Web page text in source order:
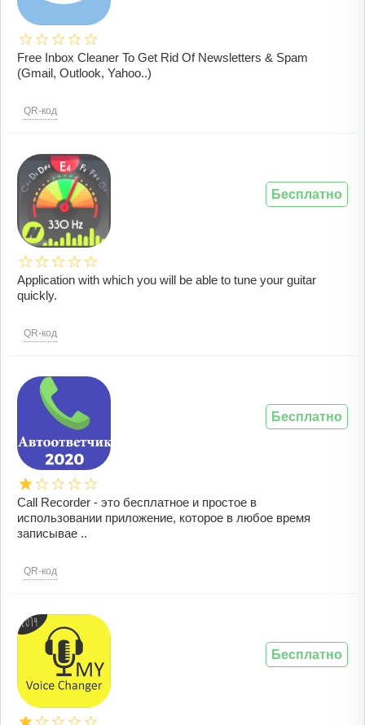
Free Inbox Cleaner To Get Rid Of Newsletters & Spam
(Gmail, Outlook, Yahoo..)
QR-код
Application with which you will be able to tune your guitar
quickly.
QR-код
Бесплатно
Call Recorder - это бесплатное и простое в
использовании приложение, которое в любое время
записывае ..
QR-код
Бесплатно
Бесплатно